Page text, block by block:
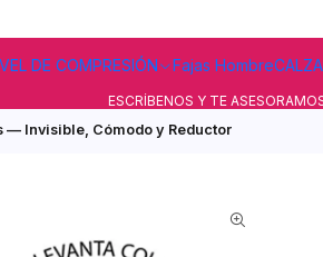
DE COMPRESIÓN Fajas Hombre
ESCRÍBENOS Y TE
— Invisible, Cómodo y Reductor